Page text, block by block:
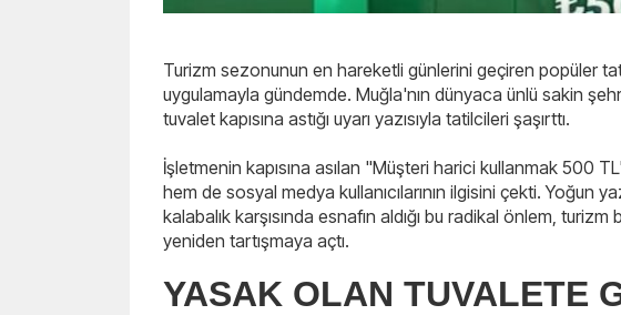
Turizm sezonunun en hareketli günlerini geçiren popüler
uygulamayla gündemde. Muğla'nın dünyaca ünlü sakin
tuvalet kapısına astığı uyarı yazısıyla tatilcileri şaşırttı.
İşletmenin kapısına asılan "Müşteri harici kullanmak 500
hem de sosyal medya kullanıcılarının ilgisini çekti. Yoğun
kalabalık karşısında esnafın aldığı bu radikal önlem,
yeniden tartışmaya açtı.
YASAK OLAN TUVALETE